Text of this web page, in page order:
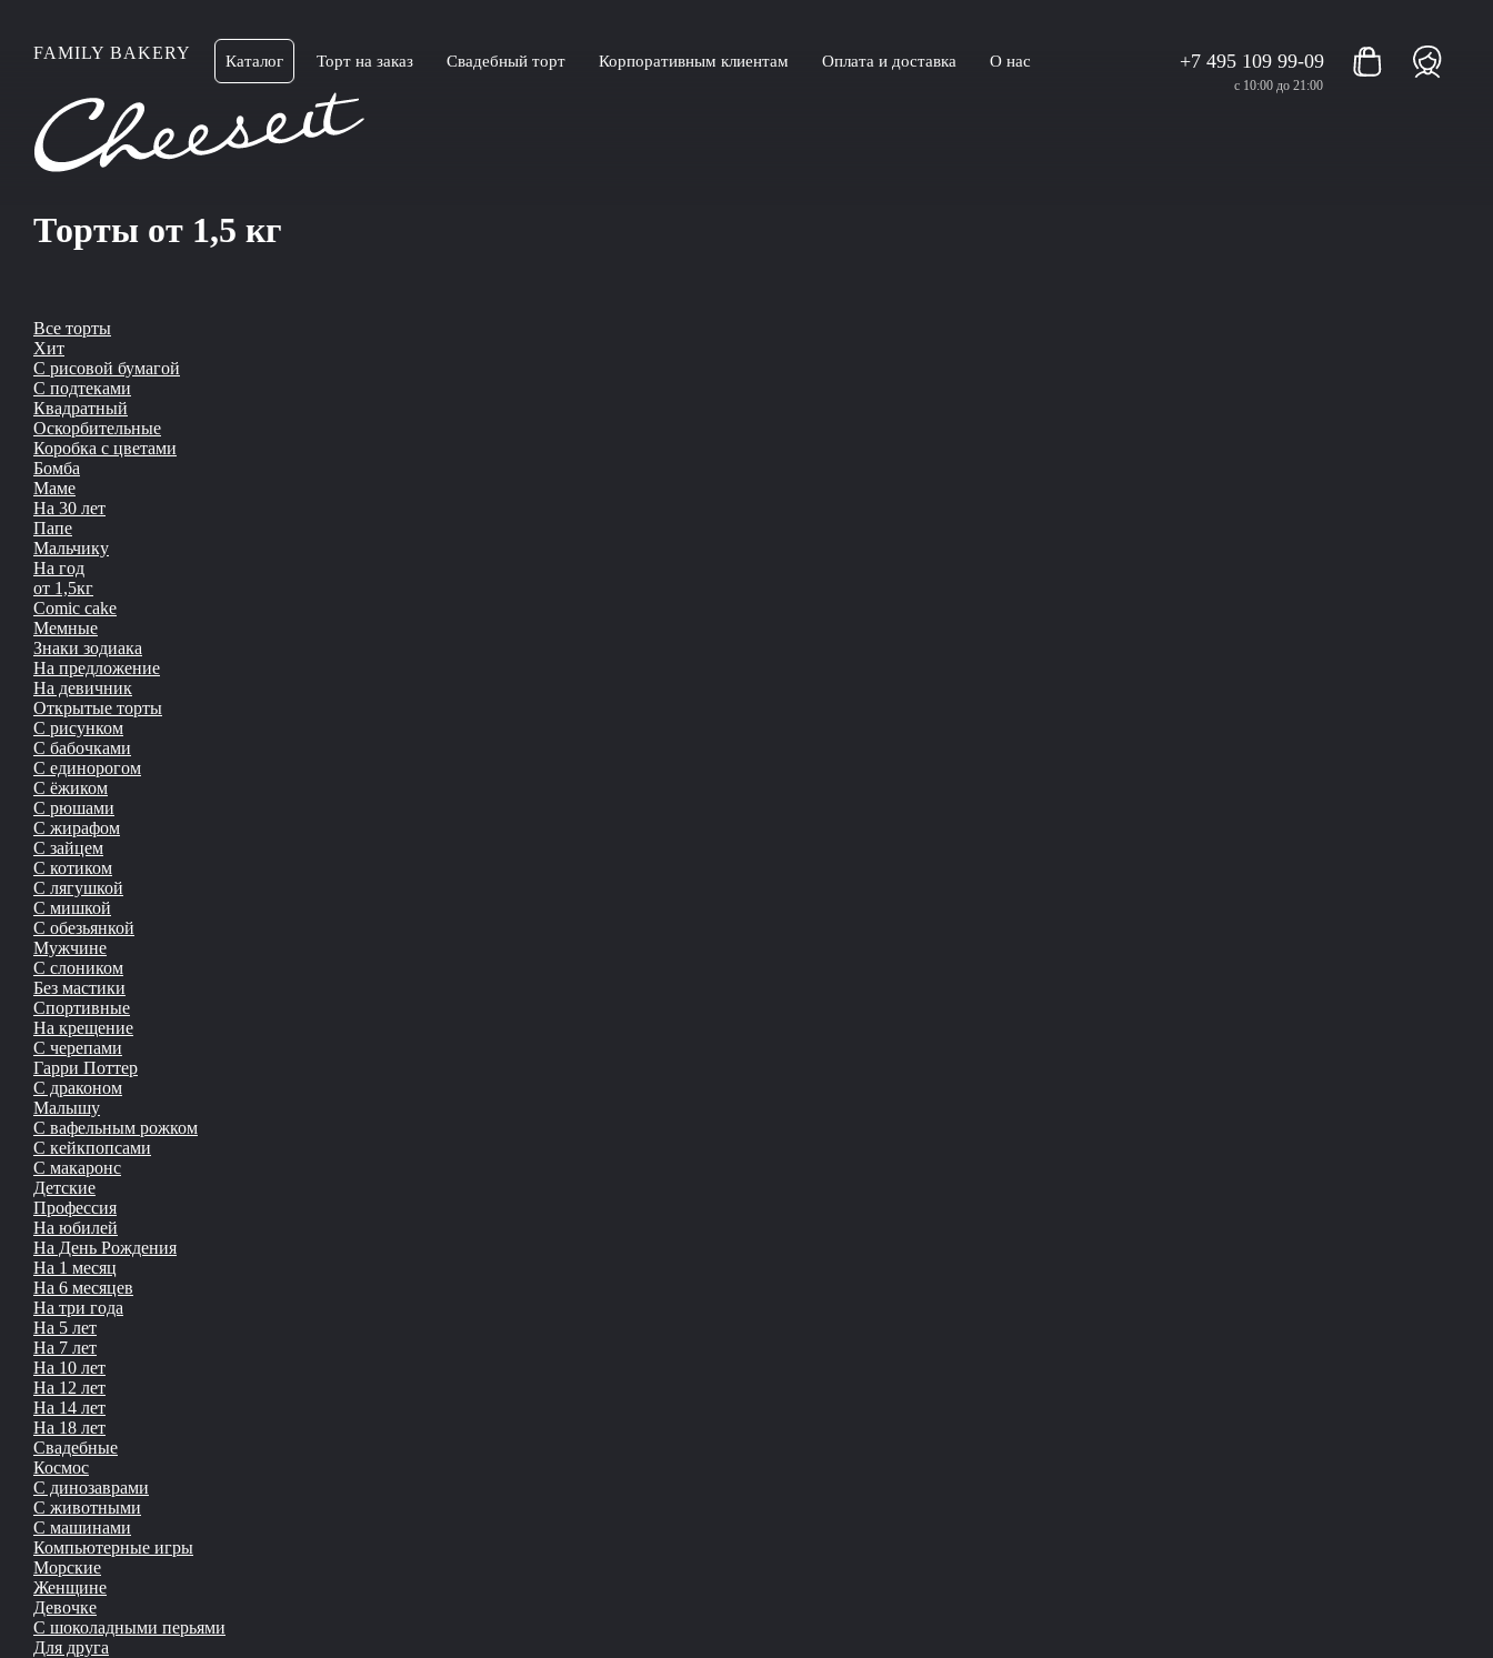
FAMILY BAKERY Каталог Торт на заказ Свадебный торт Корпоративным клиентам Оплата и доставка О нас +7 495 109 99-09
с 10:00 до 21:00
Торты от 1,5 кг
Все торты
Хит
С рисовой бумагой
С подтеками
Квадратный
Оскорбительные
Коробка с цветами
Бомба
Маме
На 30 лет
Папе
Мальчику
На год
от 1,5кг
Сomic cake
Мемные
Знаки зодиака
На предложение
На девичник
Открытые торты
С рисунком
С бабочками
С единорогом
С ёжиком
С рюшами
С жирафом
С зайцем
С котиком
С лягушкой
С мишкой
С обезьянкой
Мужчине
С слоником
Без мастики
Спортивные
На крещение
С черепами
Гарри Поттер
С драконом
Малышу
С вафельным рожком
С кейкпопсами
С макаронс
Детские
Профессия
На юбилей
На День Рождения
На 1 месяц
На 6 месяцев
На три года
На 5 лет
На 7 лет
На 10 лет
На 12 лет
На 14 лет
На 18 лет
Свадебные
Космос
С динозаврами
С животными
С машинами
Компьютерные игры
Морские
Женщине
Девочке
С шоколадными перьями
Для друга